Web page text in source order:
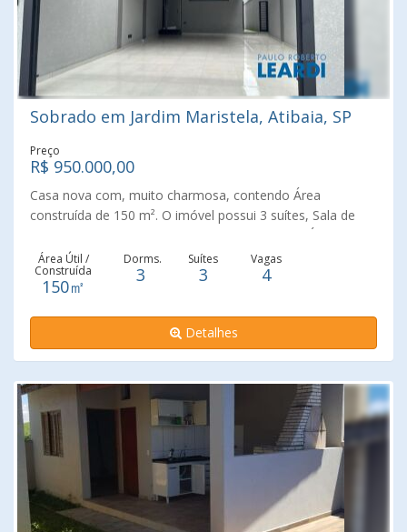
Sobrado em Jardim Maristela, Atibaia, SP
Preço
R$ 950.000,00
Casa nova com, muito charmosa, contendo Área
construída de 150 m². O imóvel possui 3 suítes, Sala de
estar e jantar, Cozinha americana, Lavanderia, Área
gourmet com churrasqueira, Garagem para 04 carros,
Quintal, Sacada de frente, E uma belíssima vista para o
nosso cartão postal, a Pedra Grande Excelente localização
, próximo a Alameda Professor Lucas Nogueira Garcez. O
bairro é tranquilo, totalmente residencial. Não perca essa
oportunidade, fale conosco e agende uma visita.
Área Útil /
Construída
150㎡
Dorms.
3
Suítes
3
Vagas
4
Detalhes